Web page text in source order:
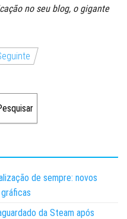
no seu blog, o gigante
de sempre: novos
da Steam após